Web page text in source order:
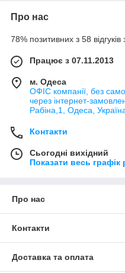
Про нас
78% позитивних з 58 відгуків
Працює з 07.11.2013
м. Одеса
ОФІС компанії, без
через інтернет-
Рабіна,1, Одеса,
Контакти
Сьогодні вихідний
Показати весь графік
Про нас
Контакти
Доставка та оплата